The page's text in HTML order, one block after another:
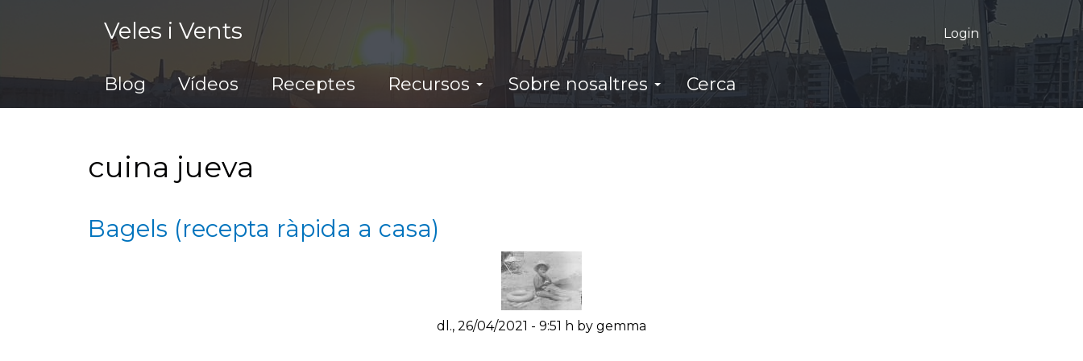
Veles i Vents Login
Blog Vídeos Receptes Recursos Sobre nosaltres Cerca
cuina jueva
Bagels (recepta ràpida a casa)
dl., 26/04/2021 - 9:51 h by gemma